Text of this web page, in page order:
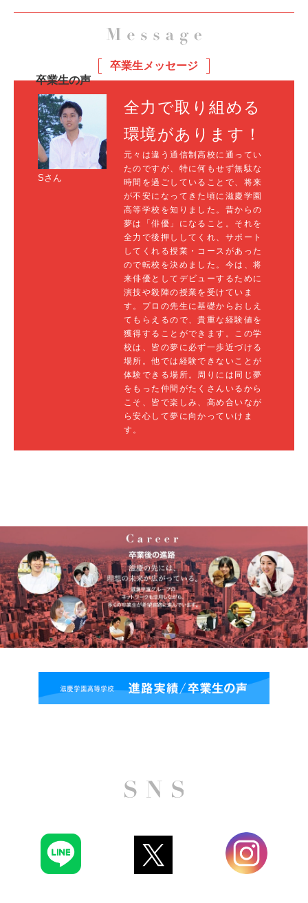
卒業生メッセージ
卒業生の声
Sさん
全力で取り組める
環境があります！
元々は違う通信制高校に通ってい
たのですが、特に何もせず無駄な
時間を過ごしていることで、将来
が不安になってきた頃に滋慶学園
高等学校を知りました。昔からの
夢は「俳優」になること。それを
全力で後押ししてくれ、サポート
してくれる授業・コースがあった
ので転校を決めました。今は、将
来俳優としてデビューするために
演技や殺陣の授業を受けていま
す。プロの先生に基礎からおしえ
てもらえるので、貴重な経験値を
獲得することができます。この学
校は、皆の夢に必ず一歩近づける
場所。他では経験できないことが
体験できる場所。周りには同じ夢
をもった仲間がたくさんいるから
こそ、皆で楽しみ、高め合いなが
ら安心して夢に向かっていけま
す。